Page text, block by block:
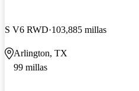
S V6 RWD 103,885 millas
Arlington, TX
99 millas